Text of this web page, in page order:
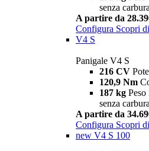
senza
A partire da
Configura Scopri
V4 S
Panigale V4 S
216 CV
120,9 Nm
187 kg
senza
A partire da
Configura Scopri
new V4 S 100